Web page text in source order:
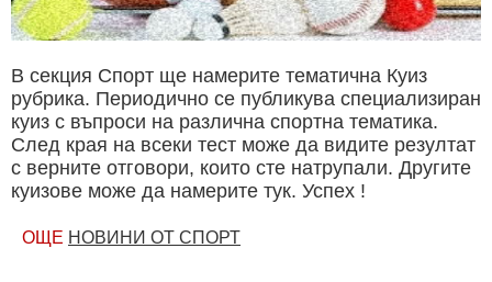
В секция Спорт ще намерите тематична Куиз
рубрика. Периодично се публикува специализиран
куиз с въпроси на различна спортна тематика.
След края на всеки тест може да видите резултат
с верните отговори, които сте натрупали. Другите
куизове може да намерите тук. Успех !
ОЩЕ НОВИНИ ОТ СПОРТ